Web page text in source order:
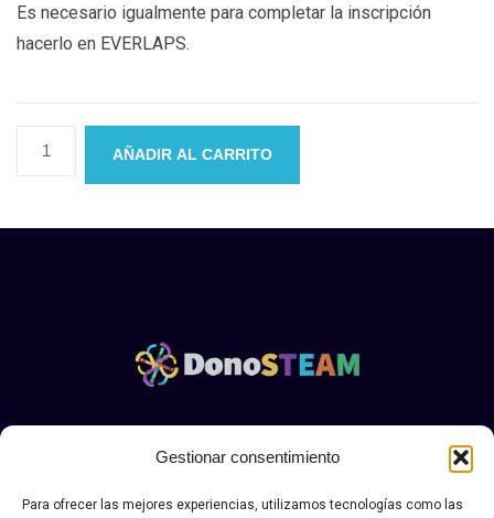
Gestionar consentimiento
Para ofrecer las mejores experiencias, utilizamos tecnologías como las
Es necesario igualmente para completar la inscripción
hacerlo en EVERLAPS.
AÑADIR AL CARRITO
Aviso legal y politica de privacidad Donosteam
Política
© Copyright DONOSTEAN 2026. Todos los derechos